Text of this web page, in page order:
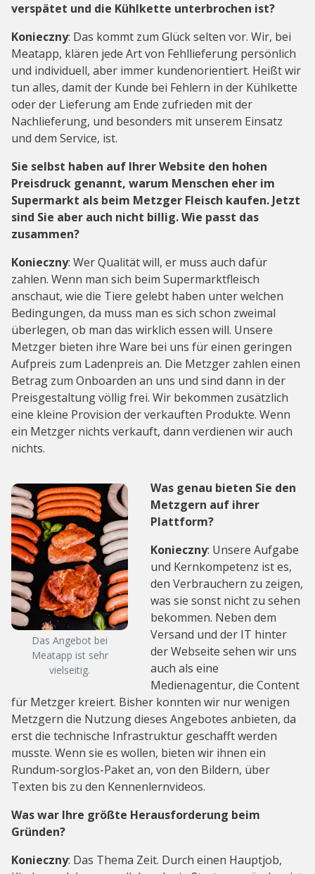
verspätet und die Kühlkette unterbrochen ist?
Konieczny: Das kommt zum Glück selten vor. Wir, bei
Meatapp, klären jede Art von Fehllieferung persönlich
und individuell, aber immer kundenorientiert. Heißt wir
tun alles, damit der Kunde bei Fehlern in der Kühlkette
oder der Lieferung am Ende zufrieden mit der
Nachlieferung, und besonders mit unserem Einsatz
und dem Service, ist.
Sie selbst haben auf Ihrer Website den hohen
Preisdruck genannt, warum Menschen eher im
Supermarkt als beim Metzger Fleisch kaufen. Jetzt
sind Sie aber auch nicht billig. Wie passt das
zusammen?
Konieczny: Wer Qualität will, er muss auch dafür
zahlen. Wenn man sich beim Supermarktfleisch
anschaut, wie die Tiere gelebt haben unter welchen
Bedingungen, da muss man es sich schon zweimal
überlegen, ob man das wirklich essen will. Unsere
Metzger bieten ihre Ware bei uns für einen geringen
Aufpreis zum Ladenpreis an. Die Metzger zahlen einen
Betrag zum Onboarden an uns und sind dann in der
Preisgestaltung völlig frei. Wir bekommen zusätzlich
eine kleine Provision der verkauften Produkte. Wenn
ein Metzger nichts verkauft, dann verdienen wir auch
nichts.
Das Angebot bei
Meatapp ist sehr
vielseitig.
Was genau bieten Sie den
Metzgern auf ihrer
Plattform?
Konieczny: Unsere Aufgabe
und Kernkompetenz ist es,
den Verbrauchern zu zeigen,
was sie sonst nicht zu sehen
bekommen. Neben dem
Versand und der IT hinter
der Webseite sehen wir uns
auch als eine
Medienagentur, die Content
für Metzger kreiert. Bisher konnten wir nur wenigen
Metzgern die Nutzung dieses Angebotes anbieten, da
erst die technische Infrastruktur geschafft werden
musste. Wenn sie es wollen, bieten wir ihnen ein
Rundum-sorglos-Paket an, von den Bildern, über
Texten bis zu den Kennenlernvideos.
Was war Ihre größte Herausforderung beim
Gründen?
Konieczny: Das Thema Zeit. Durch einen Hauptjob,